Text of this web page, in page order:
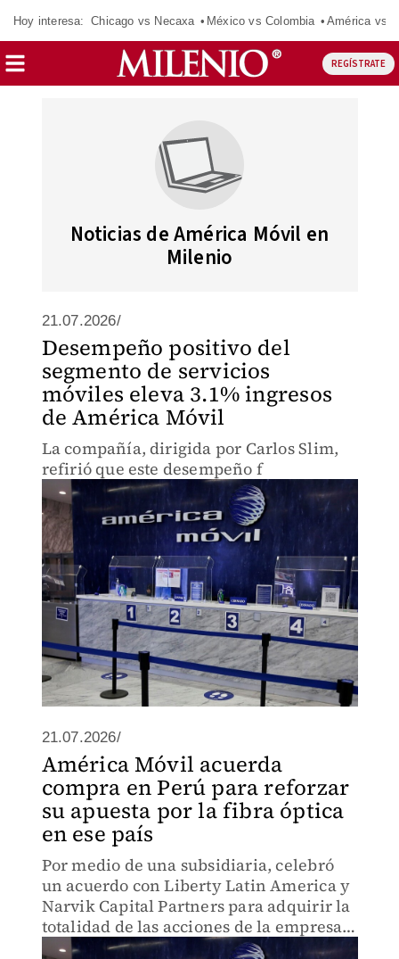
Hoy interesa: Chicago vs Necaxa México vs Colombia América vs
REGÍSTRATE
Noticias de América Móvil en
Milenio
21.07.2026/
Desempeño positivo del
segmento de servicios
móviles eleva 3.1% ingresos
de América Móvil
La compañía, dirigida por Carlos Slim,
refirió que este desempeño f
21.07.2026/
América Móvil acuerda
compra en Perú para reforzar
su apuesta por la fibra óptica
en ese país
Por medio de una subsidiaria, celebró
un acuerdo con Liberty Latin America y
Narvik Capital Partners para adquirir la
totalidad de las acciones de la empresa
WOW.